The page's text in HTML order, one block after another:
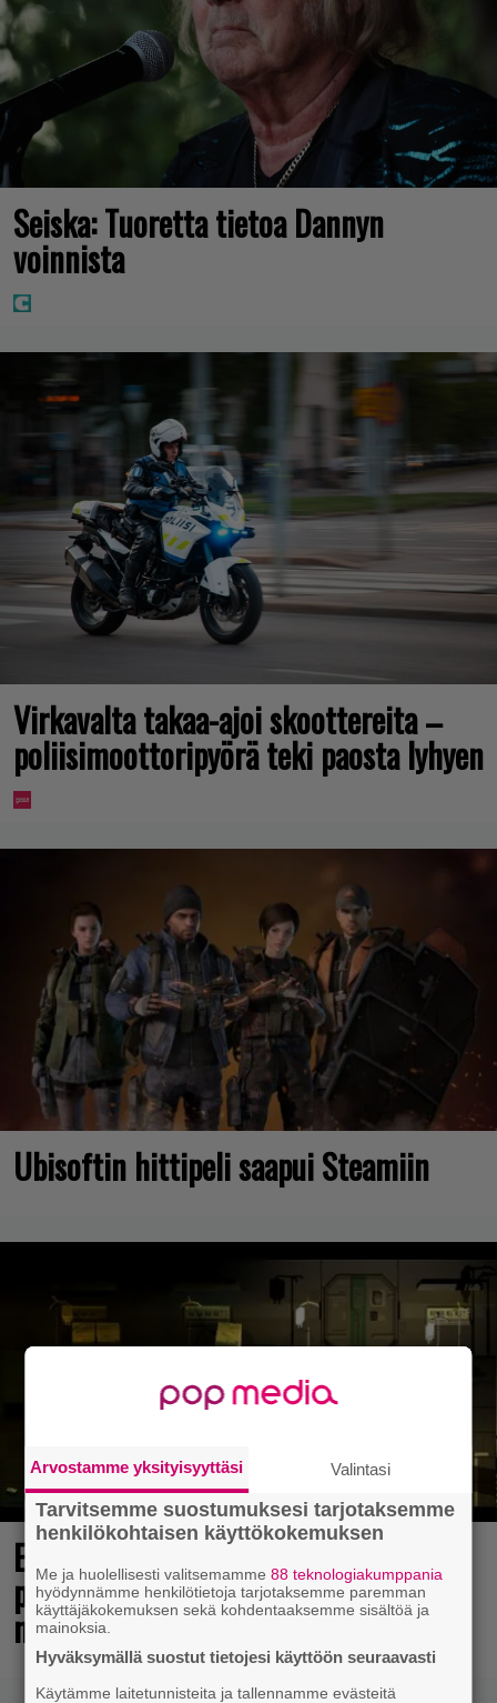
Seiska: Tuoretta tietoa Dannyn
voinnista
Virkavalta takaa-ajoi skoottereita –
poliisimoottoripyörä teki paosta lyhyen
Ubisoftin hittipeli saapui Steamiin
Elokuun PlayStation Plus Essential -
pelit ilmestyivät – mukana todellinen
mestariteos
Arvostamme yksityisyyttäsi Valintasi
Tarvitsemme suostumuksesi tarjotaksemme
henkilökohtaisen käyttökokemuksen
Me ja huolellisesti valitsemamme88 teknologiakumppania
hyödynnämme henkilötietoja tarjotaksemme paremman
käyttäjäkokemuksen sekä kohdentaaksemme sisältöä ja
mainoksia.
Hyväksymällä suostut tietojesi käyttöön seuraavasti
Käytämme laitetunnisteita ja tallennamme evästeitä